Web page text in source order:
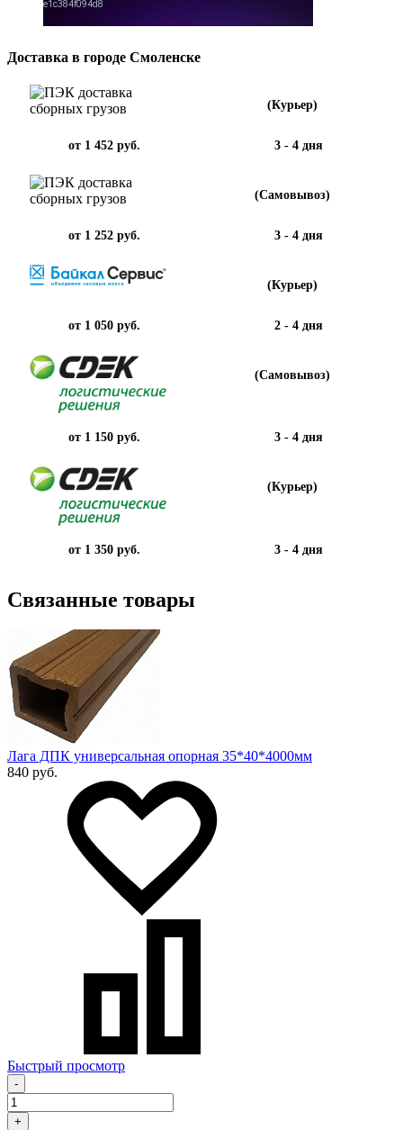
Доставка в городе Смоленске
(Курьер)
от 1 452 руб. 3 - 4 дня
(Самовывоз)
от 1 252 руб. 3 - 4 дня
(Курьер)
от 1 050 руб. 2 - 4 дня
(Самовывоз)
от 1 150 руб. 3 - 4 дня
(Курьер)
от 1 350 руб. 3 - 4 дня
Связанные товары
Лага ДПК универсальная опорная 35*40*4000мм
840 руб.
Быстрый просмотр
-
+